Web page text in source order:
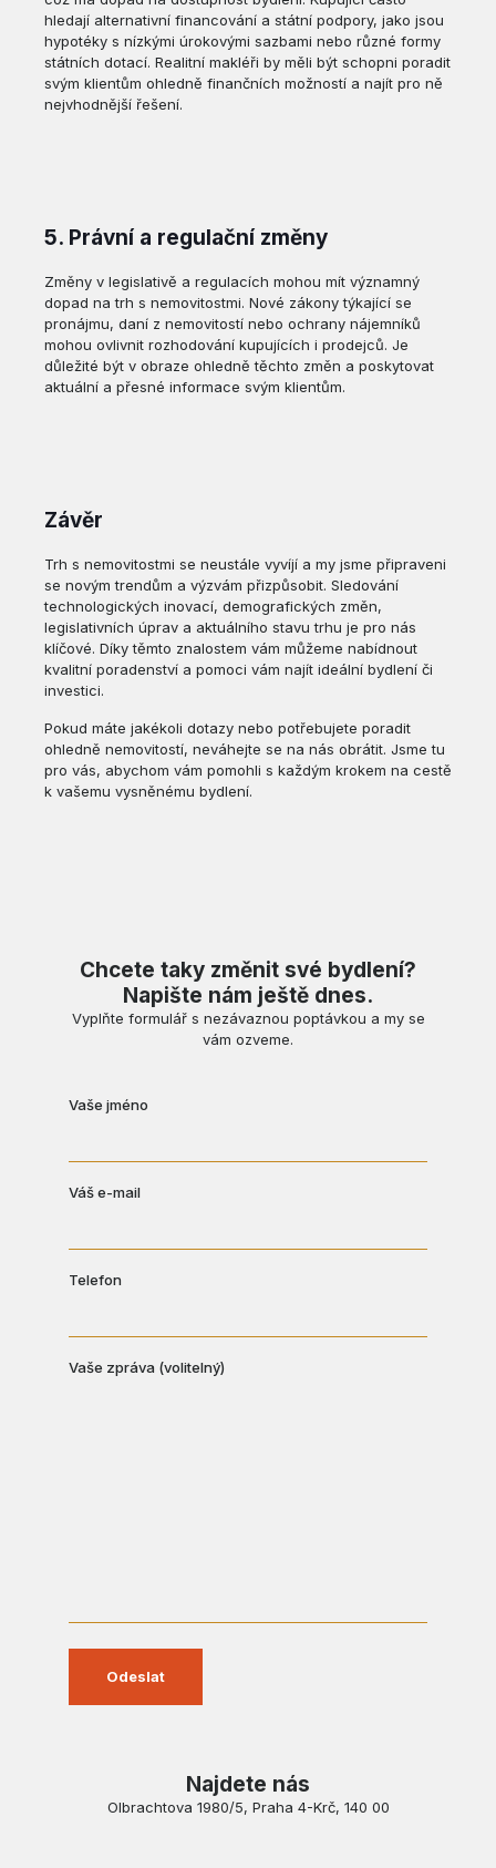
hledají alternativní financování a státní podpory, jako jsou
hypotéky s nízkými úrokovými sazbami nebo různé formy
státních dotací. Realitní makléři by měli být schopni poradit
svým klientům ohledně finančních možností a najít pro ně
nejvhodnější řešení.
5. Právní a regulační změny
Změny v legislativě a regulacích mohou mít významný
dopad na trh s nemovitostmi. Nové zákony týkající se
pronájmu, daní z nemovitostí nebo ochrany nájemníků
mohou ovlivnit rozhodování kupujících i prodejců. Je
důležité být v obraze ohledně těchto změn a poskytovat
aktuální a přesné informace svým klientům.
Závěr
Trh s nemovitostmi se neustále vyvíjí a my jsme připraveni
se novým trendům a výzvám přizpůsobit. Sledování
technologických inovací, demografických změn,
legislativních úprav a aktuálního stavu trhu je pro nás
klíčové. Díky těmto znalostem vám můžeme nabídnout
kvalitní poradenství a pomoci vám najít ideální bydlení či
investici.
Pokud máte jakékoli dotazy nebo potřebujete poradit
ohledně nemovitostí, neváhejte se na nás obrátit. Jsme tu
pro vás, abychom vám pomohli s každým krokem na cestě
k vašemu vysněnému bydlení.
Chcete taky změnit své bydlení?
Napište nám ještě dnes.
Vyplňte formulář s nezávaznou poptávkou a my se
vám ozveme.
Vaše jméno
Váš e-mail
Telefon
Vaše zpráva (volitelný)
Najdete nás
Olbrachtova 1980/5, Praha 4-Krč, 140 00